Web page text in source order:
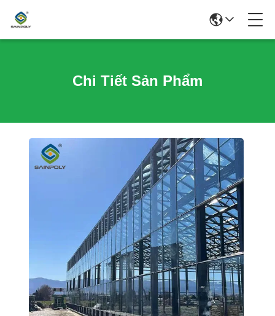
Chi Tiết Sản Phẩm